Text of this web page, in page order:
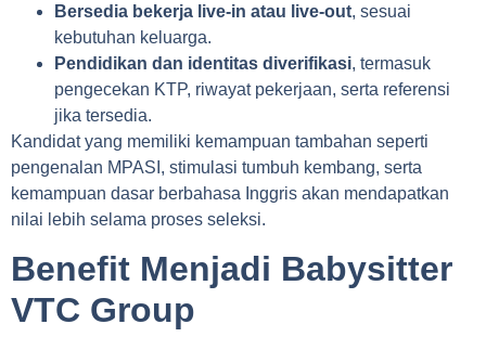
Bersedia bekerja live-in atau live-out, sesuai
kebutuhan keluarga.
Pendidikan dan identitas diverifikasi, termasuk
pengecekan KTP, riwayat pekerjaan, serta referensi
jika tersedia.
Kandidat yang memiliki kemampuan tambahan seperti
pengenalan MPASI, stimulasi tumbuh kembang, serta
kemampuan dasar berbahasa Inggris akan mendapatkan
nilai lebih selama proses seleksi.
Benefit Menjadi Babysitter
VTC Group